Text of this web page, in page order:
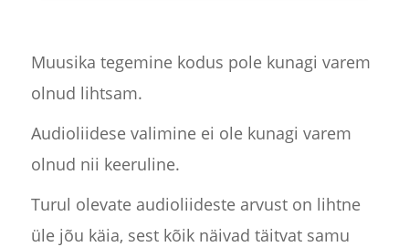
Muusika tegemine kodus pole kunagi varem
olnud lihtsam.
Audioliidese valimine ei ole kunagi varem
olnud nii keeruline.
Turul olevate audioliideste arvust on lihtne
üle jõu käia, sest kõik näivad täitvat samu